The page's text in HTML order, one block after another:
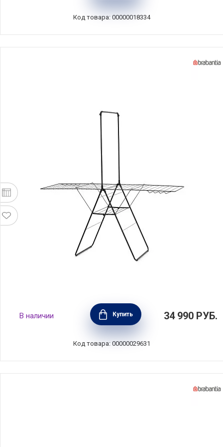
Код товара: 00000018334
Сушилка напольная с перекладиной
HangOn, 25 м навески, цвет черный,
алюминий, Brabantia, 403521
В наличии Купить 34 990 РУБ.
Код товара: 00000029631